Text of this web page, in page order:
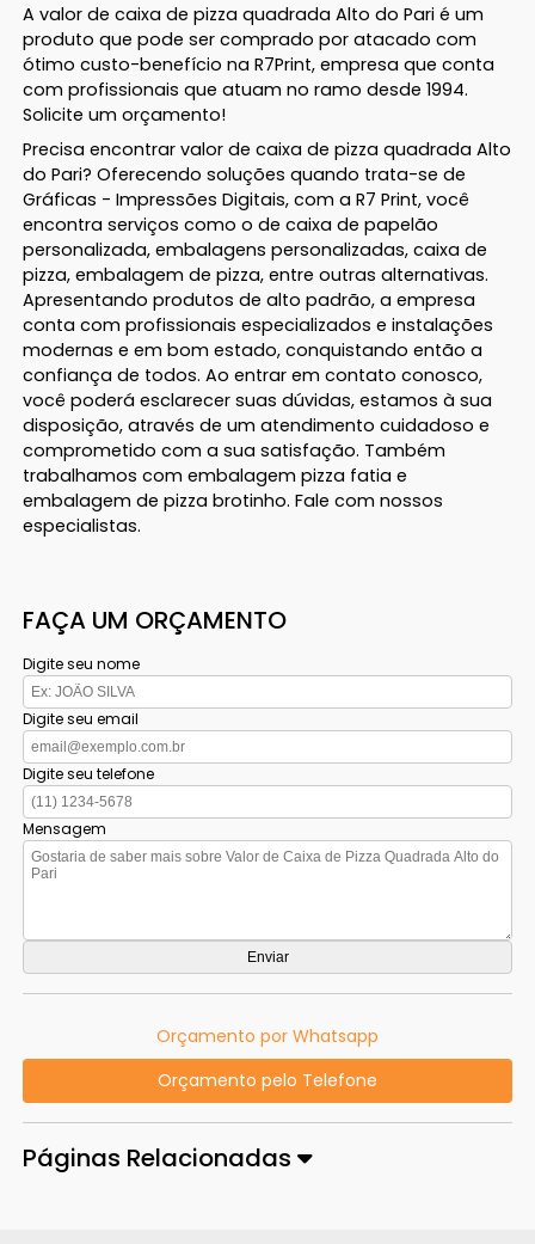
A valor de caixa de pizza quadrada Alto do Pari é um
produto que pode ser comprado por atacado com
ótimo custo-benefício na R7Print, empresa que conta
com profissionais que atuam no ramo desde 1994.
Solicite um orçamento!
Precisa encontrar valor de caixa de pizza quadrada Alto
do Pari? Oferecendo soluções quando trata-se de
Gráficas - Impressões Digitais, com a R7 Print, você
encontra serviços como o de caixa de papelão
personalizada, embalagens personalizadas, caixa de
pizza, embalagem de pizza, entre outras alternativas.
Apresentando produtos de alto padrão, a empresa
conta com profissionais especializados e instalações
modernas e em bom estado, conquistando então a
confiança de todos. Ao entrar em contato conosco,
você poderá esclarecer suas dúvidas, estamos à sua
disposição, através de um atendimento cuidadoso e
comprometido com a sua satisfação. Também
trabalhamos com embalagem pizza fatia e
embalagem de pizza brotinho. Fale com nossos
especialistas.
FAÇA UM ORÇAMENTO
Digite seu nome
Digite seu email
Digite seu telefone
Mensagem
Orçamento por Whatsapp
Orçamento pelo Telefone
Páginas Relacionadas